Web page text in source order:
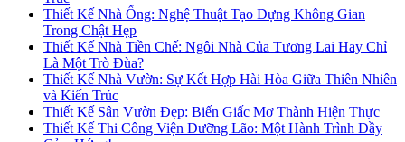
Thiết Kế Nhà Ống: Nghệ Thuật Tạo Dựng Không Gian
Trong Chật Hẹp
Thiết Kế Nhà Tiền Chế: Ngôi Nhà Của Tương Lai Hay Chỉ
Là Một Trò Đùa?
Thiết Kế Nhà Vườn: Sự Kết Hợp Hài Hòa Giữa Thiên Nhiên
và Kiến Trúc
Thiết Kế Sân Vườn Đẹp: Biến Giấc Mơ Thành Hiện Thực
Thiết Kế Thi Công Viện Dưỡng Lão: Một Hành Trình Đầy